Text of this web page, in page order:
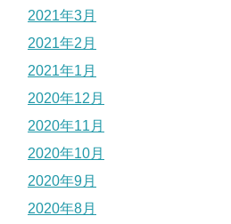
2021年3月
2021年2月
2021年1月
2020年12月
2020年11月
2020年10月
2020年9月
2020年8月